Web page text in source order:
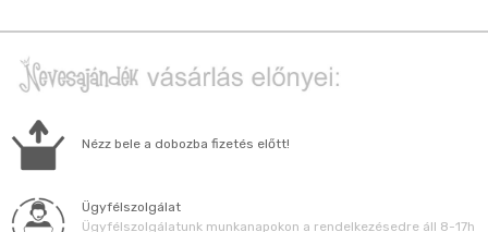
Nézz bele a dobozba fizetés előtt!
Ügyfélszolgálat
Ügyfélszolgálatunk munkanapokon a rendelkezésedre áll 8-17h